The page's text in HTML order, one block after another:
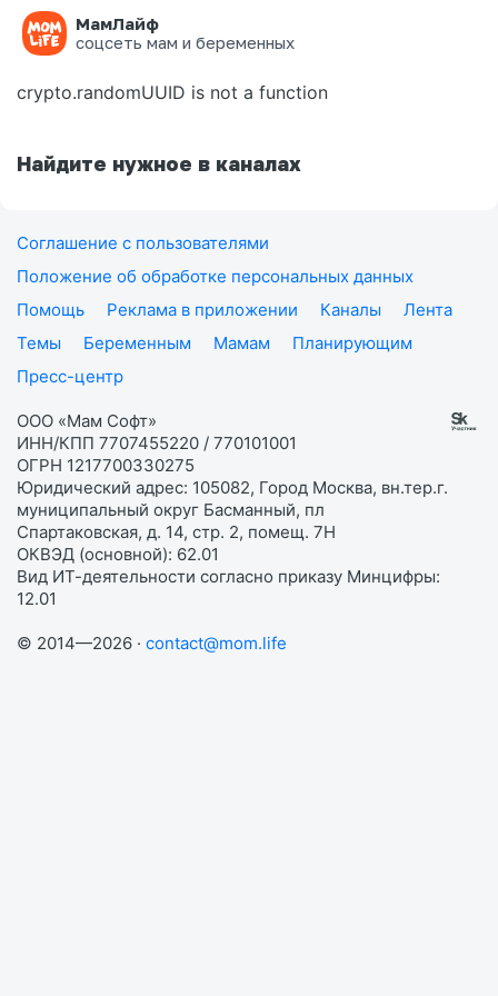
МамЛайф
соцсеть мам и беременных
Ошибка на странице
crypto.randomUUID is not a function
Найдите нужное в каналах
Соглашение с пользователями
Положение об обработке персональных данных
Помощь
Реклама в приложении Каналы
Лента
Темы
Беременным Мамам
Планирующим
Пресс-центр
ООО «Мам Софт»
ИНН/КПП 7707455220 / 770101001
ОГРН 1217700330275
Юридический адрес: 105082, Город Москва, вн.тер.г.
муниципальный округ Басманный, пл
Спартаковская, д. 14, стр. 2, помещ. 7Н
ОКВЭД (основной): 62.01
Вид ИТ-деятельности согласно приказу Минцифры:
12.01
© 2014—2026 · contact@mom.life